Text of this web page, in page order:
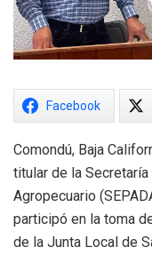
Facebook
Comondú, Baja
titular de la
Agropecuario
participó en la toma
de la Junta Local de